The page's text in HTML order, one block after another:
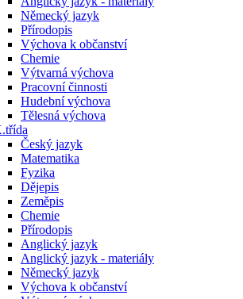
Německý jazyk
Přírodopis
Výchova k občanství
Chemie
Výtvarná výchova
Pracovní činnosti
Hudební výchova
Tělesná výchova
Český jazyk
Matematika
Fyzika
Dějepis
Zeměpis
Chemie
Přírodopis
Anglický jazyk
Anglický jazyk - materiály
Německý jazyk
Výchova k občanství